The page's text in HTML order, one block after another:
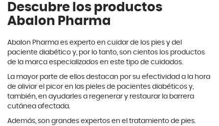
Descubre los productos
Abalon Pharma
Abalon Pharma es experto en cuidar de los pies y del
paciente diabético y, por lo tanto, son cientos los productos
de la marca especializados en este tipo de cuidados.
La mayor parte de ellos destacan por su efectividad a la hora
de aliviar el picor en las pieles de pacientes diabéticos y,
también, en ayudarles a regenerar y restaurar la barrera
cutánea afectada.
Además, son grandes expertos en el tratamiento de pies.